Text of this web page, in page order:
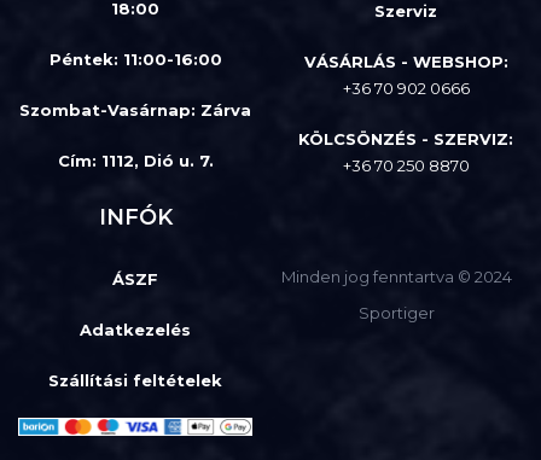
18:00
Péntek: 11:00-16:00
Szombat-Vasárnap: Zárva
Cím: 1112, Dió u. 7.
Szerviz
VÁSÁRLÁS - WEBSHOP:
+36 70 902 0666
KÖLCSÖNZÉS - SZERVIZ:
+36 70 250 8870
INFÓK
ÁSZF
Adatkezelés
Szállítási feltételek
Minden jog fenntartva © 2024
Sportiger